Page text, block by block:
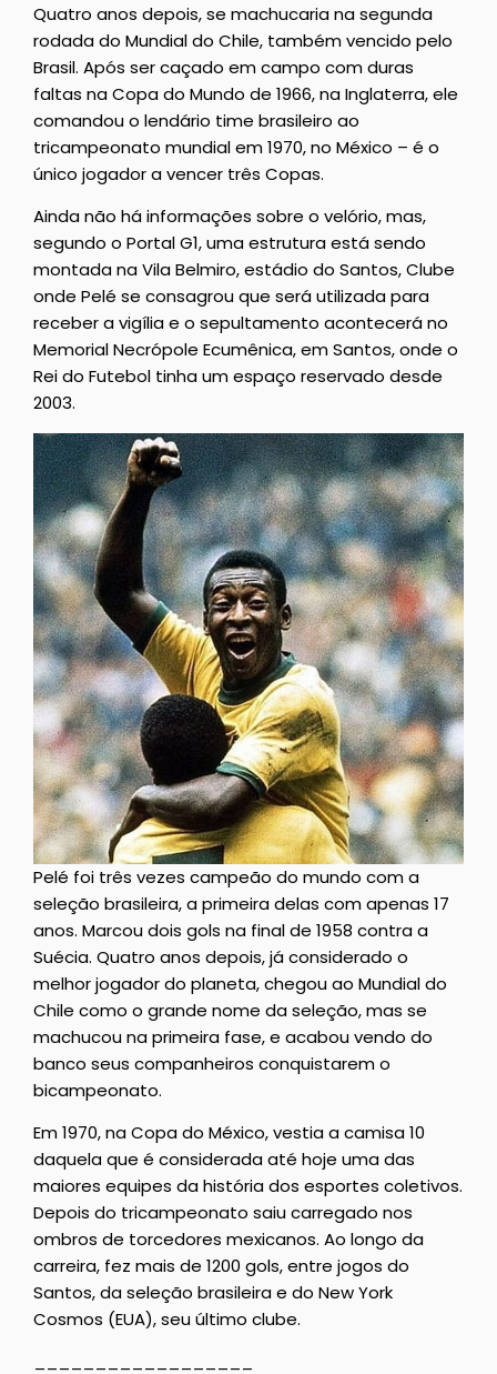
Quatro anos depois, se machucaria na segunda
rodada do Mundial do Chile, também vencido pelo
Brasil. Após ser caçado em campo com duras
faltas na Copa do Mundo de 1966, na Inglaterra, ele
comandou o lendário time brasileiro ao
tricampeonato mundial em 1970, no México – é o
único jogador a vencer três Copas.
Ainda não há informações sobre o velório, mas,
segundo o Portal G1, uma estrutura está sendo
montada na Vila Belmiro, estádio do Santos, Clube
onde Pelé se consagrou que será utilizada para
receber a vigília e o sepultamento acontecerá no
Memorial Necrópole Ecumênica, em Santos, onde o
Rei do Futebol tinha um espaço reservado desde
2003.
Pelé foi três vezes campeão do mundo com a
seleção brasileira, a primeira delas com apenas 17
anos. Marcou dois gols na final de 1958 contra a
Suécia. Quatro anos depois, já considerado o
melhor jogador do planeta, chegou ao Mundial do
Chile como o grande nome da seleção, mas se
machucou na primeira fase, e acabou vendo do
banco seus companheiros conquistarem o
bicampeonato.
Em 1970, na Copa do México, vestia a camisa 10
daquela que é considerada até hoje uma das
maiores equipes da história dos esportes coletivos.
Depois do tricampeonato saiu carregado nos
ombros de torcedores mexicanos. Ao longo da
carreira, fez mais de 1200 gols, entre jogos do
Santos, da seleção brasileira e do New York
Cosmos (EUA), seu último clube.